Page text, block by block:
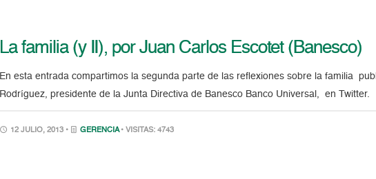
La familia (y II), por Juan Carlos Escotet (Banesco)
En esta entrada compartimos la segunda parte de las reflexiones sobre la familia
Rodríguez, presidente de la Junta Directiva de Banesco Banco Universal, en
12 JULIO, 2013 • GERENCIA • VISITAS: 4743